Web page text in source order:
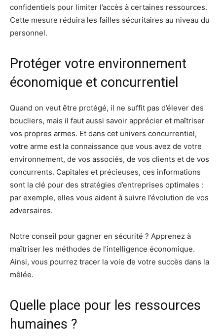
confidentiels pour limiter l’accès à certaines ressources.
Cette mesure réduira les failles sécuritaires au niveau du
personnel.
Protéger votre environnement
économique et concurrentiel
Quand on veut être protégé, il ne suffit pas d’élever des
boucliers, mais il faut aussi savoir apprécier et maîtriser
vos propres armes. Et dans cet univers concurrentiel,
votre arme est la connaissance que vous avez de votre
environnement, de vos associés, de vos clients et de vos
concurrents. Capitales et précieuses, ces informations
sont la clé pour des stratégies d’entreprises optimales :
par exemple, elles vous aident à suivre l’évolution de vos
adversaires.
Notre conseil pour gagner en sécurité ? Apprenez à
maîtriser les méthodes de l’intelligence économique.
Ainsi, vous pourrez tracer la voie de votre succès dans la
mêlée.
Quelle place pour les ressources
humaines ?